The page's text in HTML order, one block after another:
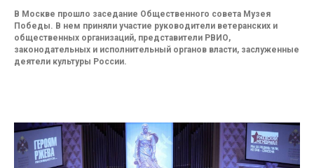
В Москве прошло заседание Общественного совета Музея
Победы. В нем приняли участие руководители ветеранских и
общественных организаций, представители РВИО,
законодательных и исполнительный органов власти, заслуженные
деятели культуры России.